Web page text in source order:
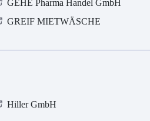
GEHE Pharma Handel GmbH
GREIF MIETWÄSCHE
Hiller GmbH